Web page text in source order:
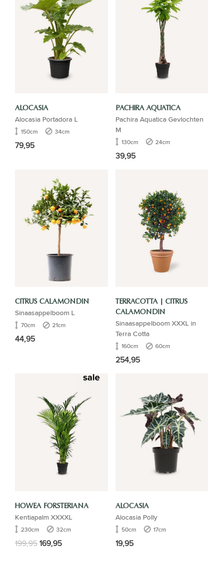
ALOCASIA
Alocasia Portadora L
150cm 34cm
79,95
PACHIRA AQUATICA
Pachira Aquatica Gevlochten
M
130cm 24cm
39,95
CITRUS CALAMONDIN
Sinaasappelboom L
70cm 21cm
44,95
TERRACOTTA | CITRUS
CALAMONDIN
Sinaasappelboom XXXL in
Terra Cotta
160cm 60cm
254,95
HOWEA FORSTERIANA
Kentiapalm XXXXL
230cm 32cm
199,95169,95
ALOCASIA
Alocasia Polly
50cm 17cm
19,95